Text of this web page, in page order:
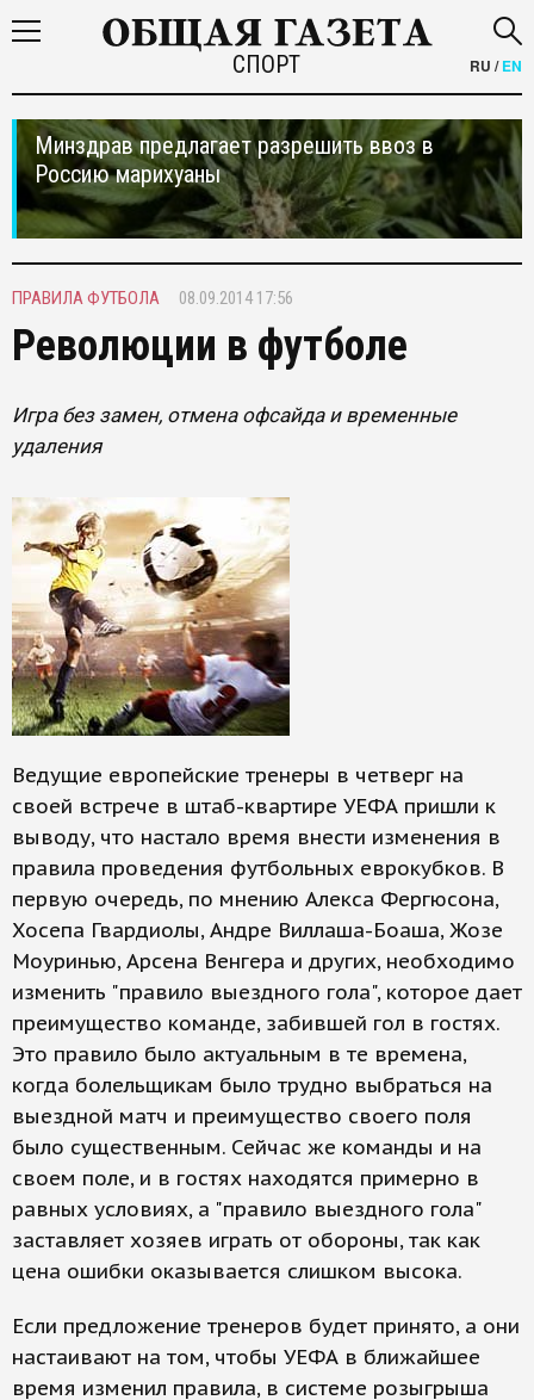
СПОРТ RU /EN
Минздрав предлагает разрешить ввоз в
Россию марихуаны
ПРАВИЛА ФУТБОЛА 08.09.2014 17:56
Революции в футболе
Игра без замен, отмена офсайда и временные
удаления
Ведущие европейские тренеры в четверг на
своей встрече в штаб-квартире УЕФА пришли к
выводу, что настало время внести изменения в
правила проведения футбольных еврокубков. В
первую очередь, по мнению Алекса Фергюсона,
Хосепа Гвардиолы, Андре Виллаша-Боаша, Жозе
Моуринью, Арсена Венгера и других, необходимо
изменить "правило выездного гола", которое дает
преимущество команде, забившей гол в гостях.
Это правило было актуальным в те времена,
когда болельщикам было трудно выбраться на
выездной матч и преимущество своего поля
было существенным. Сейчас же команды и на
своем поле, и в гостях находятся примерно в
равных условиях, а "правило выездного гола"
заставляет хозяев играть от обороны, так как
цена ошибки оказывается слишком высока.
Если предложение тренеров будет принято, а они
настаивают на том, чтобы УЕФА в ближайшее
время изменил правила, в системе розыгрыша